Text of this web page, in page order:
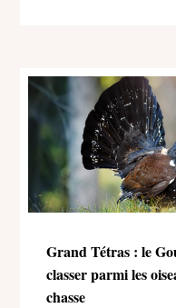
Grand Tétras : le
classer parmi les
chasse